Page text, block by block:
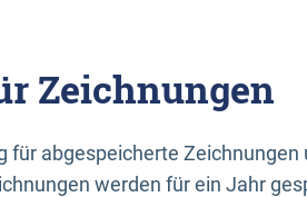
Zeichnungen
abgespeicherte Zeichnungen
werden für ein Jahr